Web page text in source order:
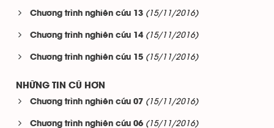
Chương trình nghiên cứu 13 (15/11/2016)
Chương trình nghiên cứu 14 (15/11/2016)
Chương trình nghiên cứu 15 (15/11/2016)
NHỮNG TIN CŨ HƠN
Chương trình nghiên cứu 07 (15/11/2016)
Chương trình nghiên cứu 06 (15/11/2016)